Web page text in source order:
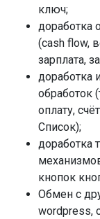
ключ;
доработка
(cash flow,
зарплата,
доработка
обработок
оплату,
Список);
доработка
кнопок
Обмен с
wordpress,